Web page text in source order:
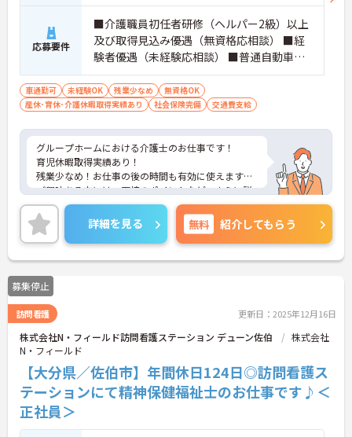
応募要件
■介護職員初任者研修（ヘルパー2級）以上
及び取得見込み優遇（無資格応相談） ■経
験者優遇（未経験応相談） ■普通自動車運
転免許（AT限定可）あれば尚可
車通勤可 未経験OK 残業少なめ
無資格OK
産休･育休･介護休暇取得実績あり
社会保険完備 交通費支給
グループホームにおける介護士のお仕事です！
育児休暇取得実績あり！
残業少なめ！お仕事の後の時間も有効に使えます。
ご興味ある方には、面接のポイントなど、さらに詳
細をお話致しますのでお気軽にご相談ください。
詳細を見る 無料 紹介してもらう
募集停止
訪問看護 更新日：2025年12月16日
株式会社N・フィールド訪問看護ステーション デューン佐伯
株式会社
N・フィールド
【大分県／佐伯市】年間休日124日◎訪問看護ス
テーションにて精神保健福祉士のお仕事です♪＜
正社員＞